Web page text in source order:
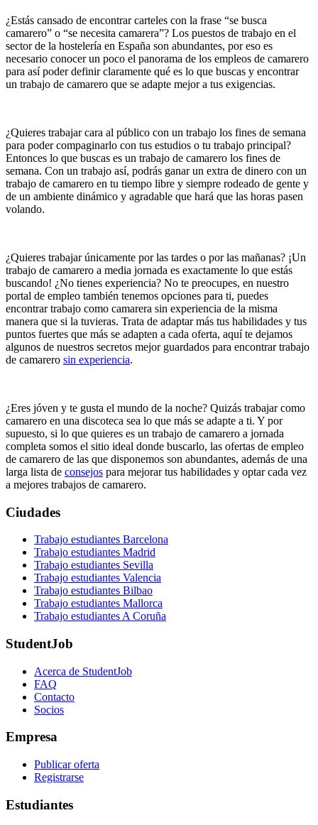
¿Estás cansado de encontrar carteles con la frase “se busca
camarero” o “se necesita camarera”? Los puestos de trabajo en el
sector de la hostelería en España son abundantes, por eso es
necesario conocer un poco el panorama de los empleos de camarero
para así poder definir claramente qué es lo que buscas y encontrar
un trabajo de camarero que se adapte mejor a tus exigencias.
¿Quieres trabajar cara al público con un trabajo los fines de semana
para poder compaginarlo con tus estudios o tu trabajo principal?
Entonces lo que buscas es un trabajo de camarero los fines de
semana. Con un trabajo así, podrás ganar un extra de dinero con un
trabajo de camarero en tu tiempo libre y siempre rodeado de gente y
de un ambiente dinámico y agradable que hará que las horas pasen
volando.
¿Quieres trabajar únicamente por las tardes o por las mañanas? ¡Un
trabajo de camarero a media jornada es exactamente lo que estás
buscando! ¿No tienes experiencia? No te preocupes, en nuestro
portal de empleo también tenemos opciones para ti, puedes
encontrar trabajo como camarera sin experiencia de la misma
manera que si la tuvieras. Trata de adaptar más tus habilidades y tus
puntos fuertes que más se adapten a cada oferta, aquí te dejamos
algunos de nuestros secretos mejor guardados para encontrar trabajo
de camarero sin experiencia.
¿Eres jóven y te gusta el mundo de la noche? Quizás trabajar como
camarero en una discoteca sea lo que más se adapte a ti. Y por
supuesto, si lo que quieres es un trabajo de camarero a jornada
completa somos el sitio ideal donde buscarlo, las ofertas de empleo
de camarero de las que disponemos son abundantes, además de una
larga lista de consejos para mejorar tus habilidades y optar cada vez
a mejores trabajos de camarero.
Ciudades
Trabajo estudiantes Barcelona
Trabajo estudiantes Madrid
Trabajo estudiantes Sevilla
Trabajo estudiantes Valencia
Trabajo estudiantes Bilbao
Trabajo estudiantes Mallorca
Trabajo estudiantes A Coruña
StudentJob
Acerca de StudentJob
FAQ
Contacto
Socios
Empresa
Publicar oferta
Registrarse
Estudiantes